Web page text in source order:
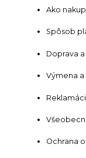
Ako
Spôsob
Doprava
Výmena
Ochrana